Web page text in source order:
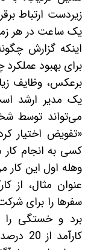
زیردست ارتباط
یک ساعت در هر
اینکه گزارش
برای بهبود
برعکس، وظایف
یک مدیر ارشد
می‌تواند توسط
«تفویض اختیار
کسی به انجام کار
وهله اول این کار
عنوان مثال، از
سفرها را برای
برد و خستگی را